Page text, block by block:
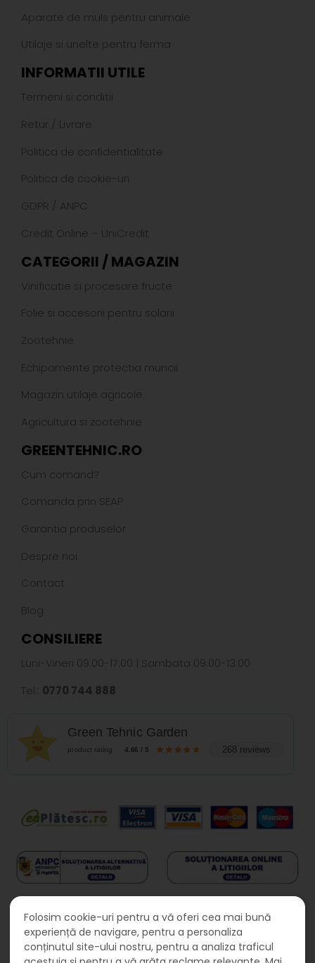
Aparate de muls pentru animale
Utilaje si unelte pentru ferma
INFORMATII UTILE
Termeni si conditii
Retur / Livrare
Politica de confidentialitate
Politica de cookie-uri
GDPR / ANPC
Credit Online – UniCredit
CATEGORII / MAGAZIN
Vinificatie si procesare fructe
Folie si accesorii pentru solarii
Zootehnie
Echipamente protectia muncii
Magazin utilaje agricole
Agricultura si zootehnie
GREENTEHNIC.RO
Cum comand?
Comanda prin SEAP
Garantia produselor
Despre noi
Contact
Blog
CONSILIERE
Luni-Vineri 09:00-17:00 | Sambata 09:00-13:00
Tel.: 0770 744 888
Green Tehnic Garden
product rating 4.66 / 5 268 reviews
Folosim cookie-uri pentru a vă oferi cea mai bună
experiență de navigare, pentru a personaliza
conținutul site-ului nostru, pentru a analiza traficul